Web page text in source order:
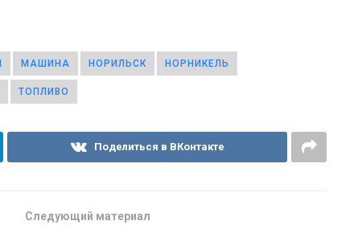
МАШИНА НОРИЛЬСК НОРНИКЕЛЬ
ТОПЛИВО
Поделиться в ВКонтакте
Следующий материал